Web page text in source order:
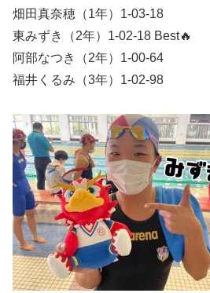
畑田真奈穂（1年）1-03-18
東みずき（2年）1-02-18 Best🔥
阿部なつき（2年）1-00-64
福井くるみ（3年）1-02-98